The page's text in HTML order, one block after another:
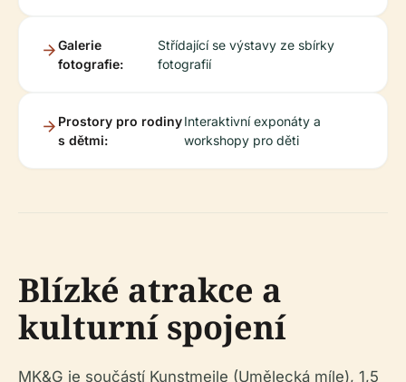
Galerie
fotografie:
Střídající se výstavy ze sbírky
fotografií
Prostory pro rodiny
s dětmi:
Interaktivní exponáty a
workshopy pro děti
Blízké atrakce a
kulturní spojení
MK&G je součástí Kunstmeile (Umělecká míle), 1,5